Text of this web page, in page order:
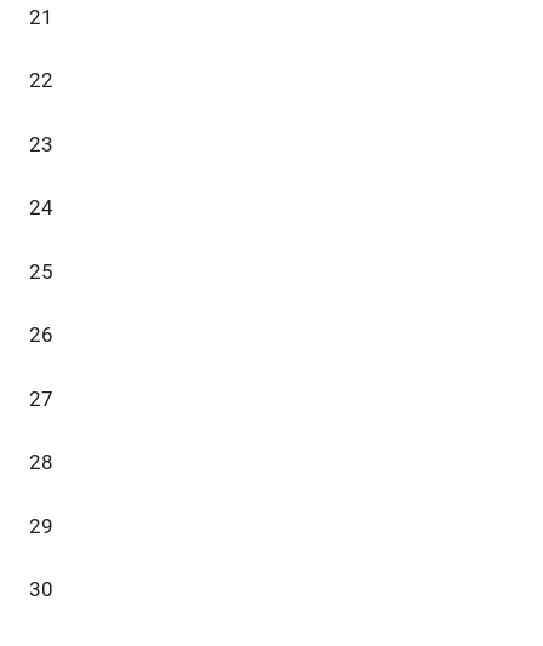
21
22
23
24
25
26
27
28
29
30